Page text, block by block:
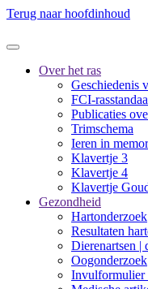
Terug naar hoofdinhoud
Over het ras
Geschiedenis
FCI-
Publicaties
Trimschema
Ieren in
Klavertje 3
Klavertje 4
Klavertje
Gezondheid
Hartonderzoek
Resultaten
Dierenartsen |
Oogonderzoek
Invulformulier